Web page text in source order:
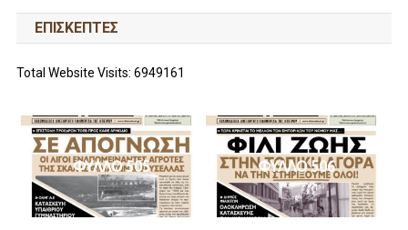
ΕΠΙΣΚΕΠΤΕΣ
Total Website Visits: 6949161
ΦΥΛΛΟ 505 ΦΥΛΛΟ 506